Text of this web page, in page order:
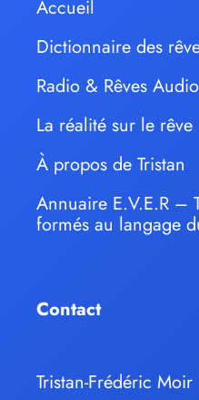
Accueil
Dictionnaire des
Radio & Rêves Audio
La réalité sur le rêve
À propos de Tristan
Annuaire E.V.E.R –
formés au langage
Contact
Tristan-Frédéric Moir